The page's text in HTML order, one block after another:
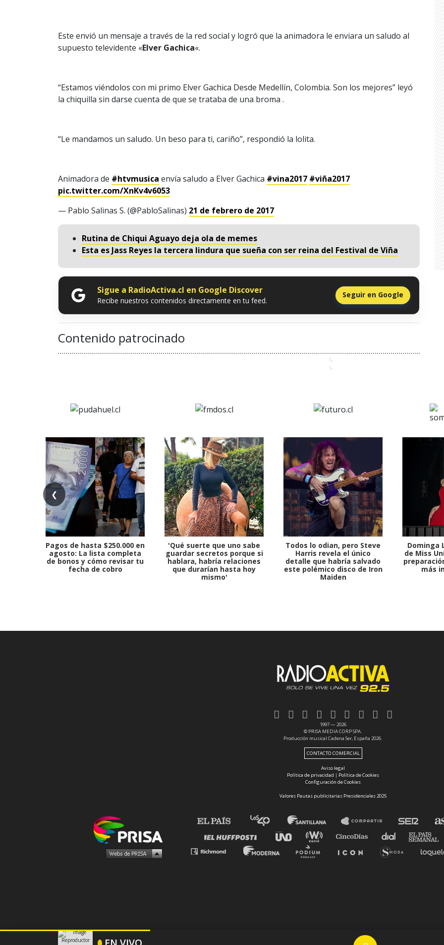
Este envió un mensaje a través de la red social y logró que la animadora le enviara un saludo al
supuesto televidente «Elver Gachica«.
“Estamos viéndolos con mi primo Elver Gachica Desde Medellín, Colombia. Son los mejores” leyó
la chiquilla sin darse cuenta de que se trataba de una broma .
“Le mandamos un saludo. Un beso para ti, cariño”, respondió la lolita.
Animadora de #htvmusica envía saludo a Elver Gachica #vina2017 #viña2017
pic.twitter.com/XnKv4v6053
— Pablo Salinas S. (@PabloSalinas) 21 de febrero de 2017
Rutina de Chiqui Aguayo deja ola de memes
Esta es Jass Reyes la tercera lindura que sueña con ser reina del Festival de Viña
Sigue a RadioActiva.cl en Google Discover
Recibe nuestros contenidos directamente en tu feed.
Seguir en Google
Contenido patrocinado
❮
Pagos de hasta $250.000 en
agosto: La lista completa
de bonos y cómo revisar tu
fecha de cobro
'Qué suerte que uno sabe
guardar secretos porque si
hablara, habría relaciones
que durarían hasta hoy
mismo'
Todos lo odian, pero Steve
Harris revela el único
detalle que habría salvado
este polémico disco de Iron
Maiden
Dominga
de Miss
más
1997 — 2026
© PRISA MEDIA CORP SPA.
Producción musical Cadena Ser, España 2026.
CONTACTO COMERCIAL
Aviso legal
Política de privacidad | Política de Cookies
Configuración de Cookies
Valores Pautas publicitarias Presidenciales 2025